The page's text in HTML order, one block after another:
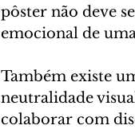
pôster não deve
emocional de
Também existe
neutralidade
colaborar com